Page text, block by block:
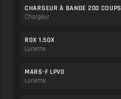
CHARGEUR À BANDE 200 COUPS
Chargeur
ROX 1.50X
Lunette
MARS-F LPVO
Lunette